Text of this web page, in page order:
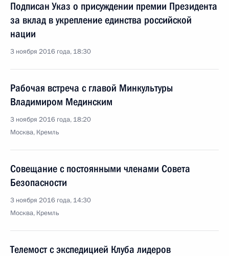
Подписан Указ о присуждении премии Президента
за вклад в укрепление единства российской
нации
3 ноября 2016 года, 18:30
Рабочая встреча с главой Минкультуры
Владимиром Мединским
3 ноября 2016 года, 18:20
Москва, Кремль
Совещание с постоянными членами Совета
Безопасности
3 ноября 2016 года, 14:30
Москва, Кремль
Телемост с экспедицией Клуба лидеров